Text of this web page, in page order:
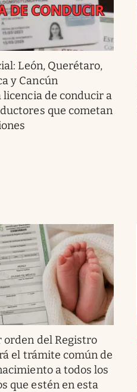
León, Querétaro,
y Cancún
licencia de conducir a
que cometan
orden del Registro
el trámite común de
a todos los
que estén en esta